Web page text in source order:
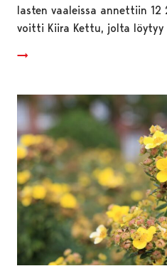
lasten vaaleissa annettiin
voitti Kiira Kettu, jolta